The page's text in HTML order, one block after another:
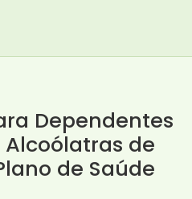
Dependentes
de
de Saúde